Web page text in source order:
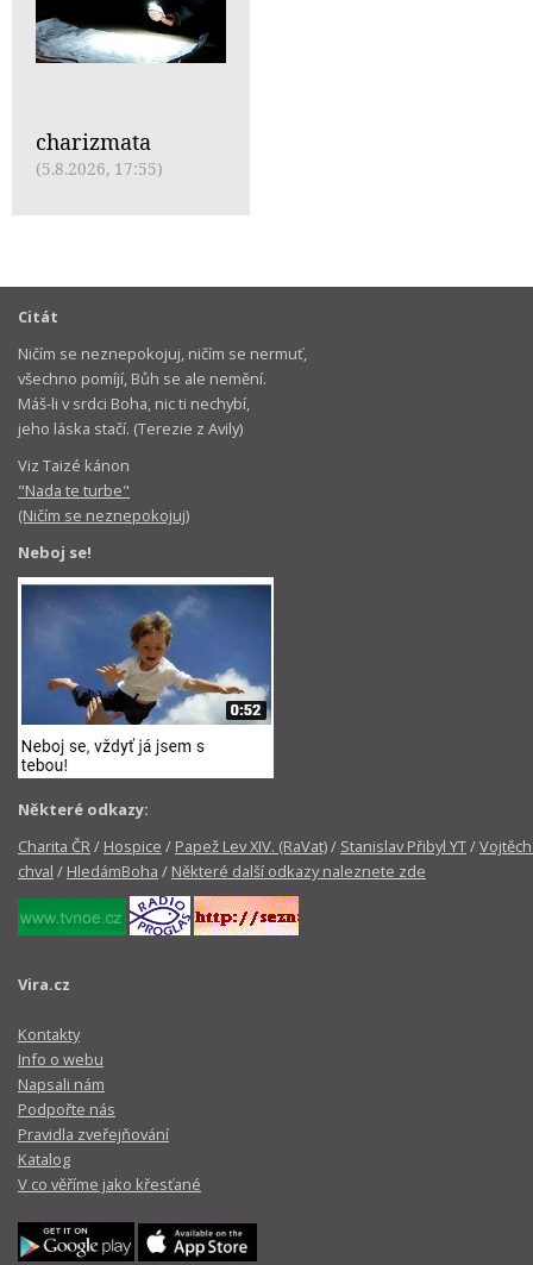
charizmata
(5.8.2026, 17:55)
Citát
Ničím se neznepokojuj, ničím se nermuť,
všechno pomíjí, Bůh se ale nemění.
Máš-li v srdci Boha, nic ti nechybí,
jeho láska stačí. (Terezie z Avily)
Viz Taizé kánon
"Nada te turbe"
(Ničím se neznepokojuj)
Neboj se!
Některé odkazy:
Charita ČR / Hospice / Papež Lev XIV. (RaVat)/ Stanislav Přibyl YT/
chval / HledámBoha / Některé další odkazy naleznete zde
Vira.cz
Kontakty
Info o webu
Napsali nám
Podpořte nás
Pravidla zveřejňování
Katalog
V co věříme jako křesťané